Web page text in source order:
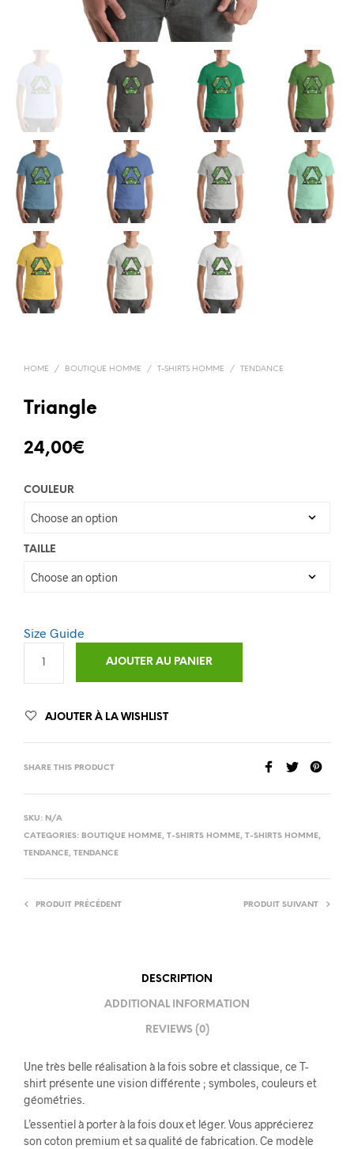
HOME / BOUTIQUE HOMME / T-SHIRTS HOMME / TENDANCE
Triangle
24,00€
COULEUR
TAILLE
Size Guide
AJOUTER AU PANIER
AJOUTER À LA WISHLIST
SHARE THIS PRODUCT
SKU: N/A
CATEGORIES: BOUTIQUE HOMME, T-SHIRTS HOMME, T-SHIRTS HOMME,
TENDANCE, TENDANCE
PRODUIT PRÉCÉDENT PRODUIT SUIVANT
DESCRIPTION
ADDITIONAL INFORMATION
REVIEWS (0)
Une très belle réalisation à la fois sobre et classique, ce T-
shirt présente une vision différente ; symboles, couleurs et
géométries.
L’essentiel à porter à la fois doux et léger. Vous apprécierez
son coton premium et sa qualité de fabrication. Ce modèle